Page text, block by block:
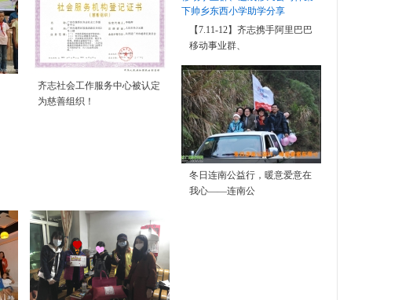
齐志社会工作服务中心被认定
为慈善组织！
【7.11-12】齐志携手阿里巴巴
移动事业群、
冬日连南公益行，暖意爱意在
我心——连南公